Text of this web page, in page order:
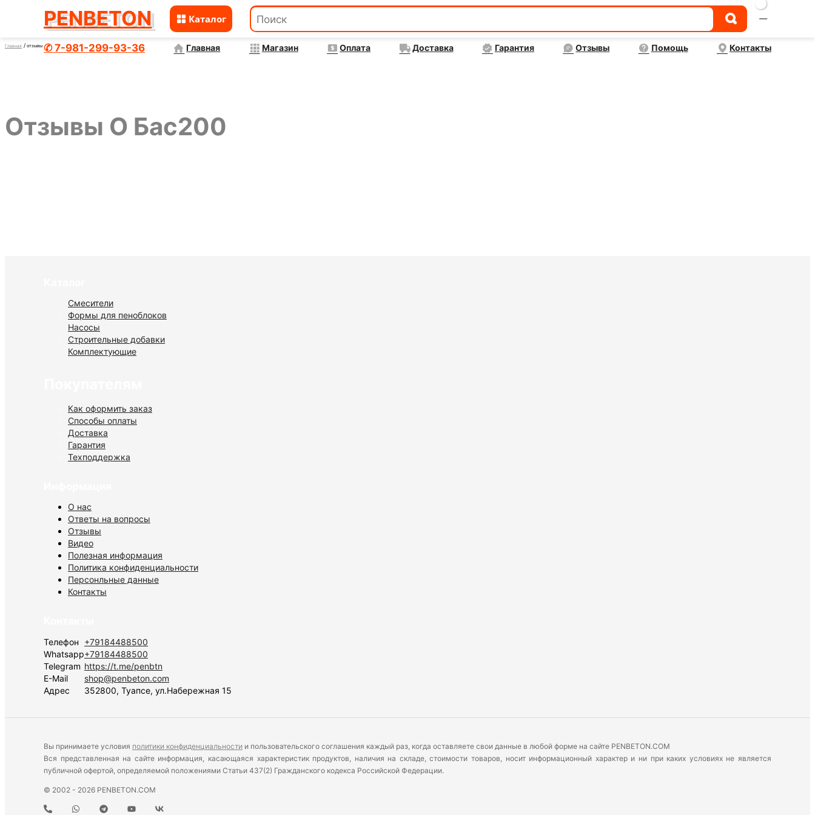
✆ 7-981-299-93-36 Главная Магазин Оплата Доставка Гарантия Отзывы Помощь Контакты
PENBETON Каталог 
к
Главная отзывы о бас200
Отзывы О Бас200
Смесители
Формы для пеноблоков
Насосы
Строительные добавки
Комплектующие
Как оформить заказ
Способы оплаты
Доставка
Гарантия
Техподдержка
О нас
Ответы на вопросы
Отзывы
Видео
Полезная информация
Политика конфиденциальности
Персонльные данные
Контакты
Телефон
+79184488500
Whatsapp+79184488500
Telegram https://t.me/penbtn
E-Mail
shop@penbeton.com
Адрес
352800, Туапсе, ул.Набережная 15
Вы принимаете условия политики конфиденциальности и пользовательского соглашения каждый раз, когда оставляете свои данные в любой форме на сайте PENBETON.COM
Вся представленная на сайте информация, касающаяся характеристик продуктов, наличия на складе, стоимости товаров, носит информационный характер и ни при каких условиях не является
публичной офертой, определяемой положениями Статьи 437(2) Гражданского кодекса Российской Федерации.
© 2002 - 2026 PENBETON.COM